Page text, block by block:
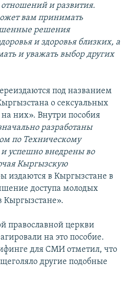
отношений и развития.
вам принимать
решения
и здоровья близких, а
и уважать выбор других
под названием
о сексуальных
них». Внутри пособия
разработаны
по Техническому
и успешно внедрены во
Кыргызскую
издаются в Кыргызстане в
доступа молодых
Кыргызстане».
православной церкви
на это пособие.
для СМИ отметил, что
другие подобные